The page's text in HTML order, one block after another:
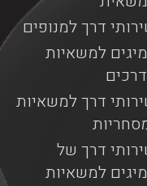
דרך למנופים
למשאיות
דרך למשאיות
דרך של
למשאיות